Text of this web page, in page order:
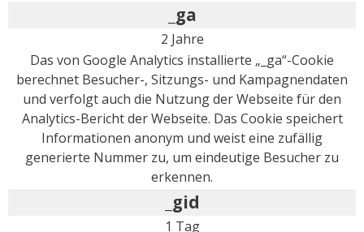
_ga
2 Jahre
Das von Google Analytics installierte „_ga“-Cookie
berechnet Besucher-, Sitzungs- und Kampagnendaten
und verfolgt auch die Nutzung der Webseite für den
Analytics-Bericht der Webseite. Das Cookie speichert
Informationen anonym und weist eine zufällig
generierte Nummer zu, um eindeutige Besucher zu
erkennen.
_gid
1 Tag